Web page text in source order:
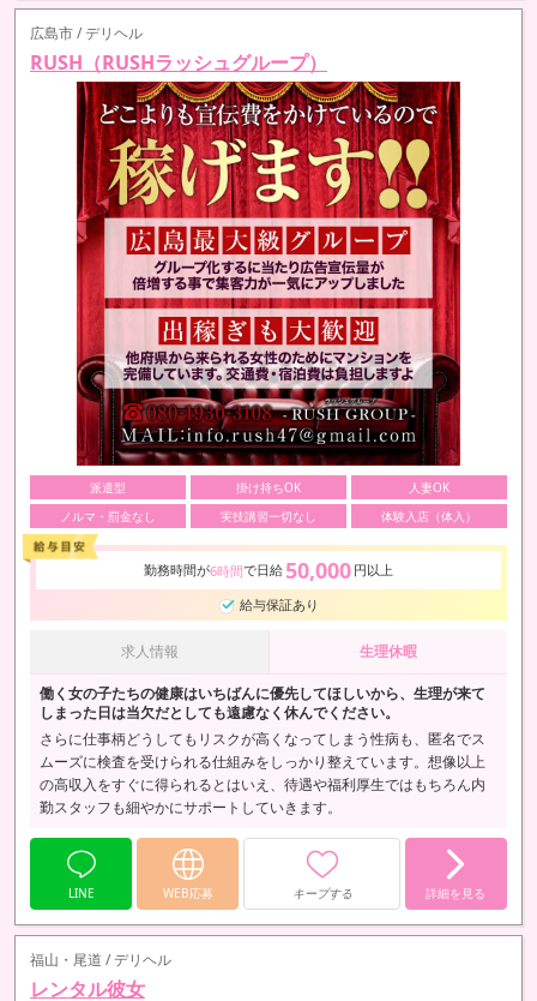
広島市 / デリヘル
RUSH（RUSHラッシュグループ）
派遣型 掛け持ちOK
人妻OK
ノルマ・罰金なし
実技講習一切なし 体験入店（体入）
勤務時間が6時間で日給 50,000 円以上
給与保証あり
求人情報 生理休暇
働く女の子たちの健康はいちばんに優先してほしいから、生理が来て
しまった日は当欠だとしても遠慮なく休んでください。
さらに仕事柄どうしてもリスクが高くなってしまう性病も、匿名でス
ムーズに検査を受けられる仕組みをしっかり整えています。想像以上
の高収入をすぐに得られるとはいえ、待遇や福利厚生ではもちろん内
勤スタッフも細やかにサポートしていきます。
LINE WEB応募 キープする 詳細を見る
福山・尾道 / デリヘル
レンタル彼女